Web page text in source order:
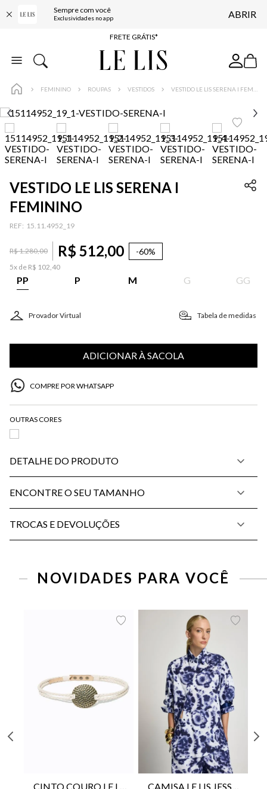
Sempre com você
Exclusividades no app ABRIR
ENTREGA EXPRESSA*
FRETE GRÁTIS*
BAIXE O APP
FEMININO ROUPAS VESTIDOS
VESTIDO LE LIS SERENA I
FEMININO
: 15.11.4952_19
R$1.280,00 R$ 512,00 -60%
5x de R$ 102,40
PP P M G GG
Provador Virtual Tabela de medidas
ADICIONAR À SACOLA
COMPRE POR WHATSAPP
DETALHE DO PRODUTO
ENCONTRE O SEU TAMANHO
TROCAS E DEVOLUÇÕES
NOVIDADES PARA VOCÊ